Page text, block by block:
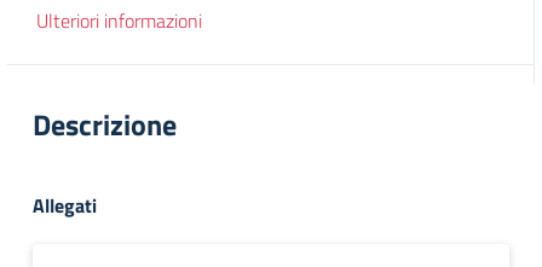
Ulteriori informazioni
Descrizione
Allegati